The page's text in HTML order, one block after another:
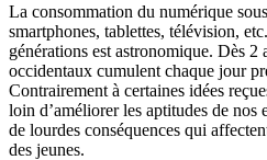
La consommation du numérique
smartphones, tablettes, télévision,
générations est astronomique. Dès 2
occidentaux cumulent chaque jour
Contrairement à certaines idées
loin d’améliorer les aptitudes de nos
de lourdes conséquences qui
des jeunes.